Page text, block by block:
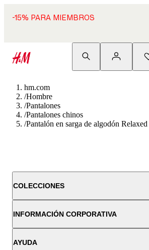
-15% PARA MIEMBROS
hm.com
/Hombre
/Pantalones
/Pantalones chinos
/Pantalón en sarga de algodón
COLECCIONES
INFORMACIÓN CORPORATIVA
AYUDA